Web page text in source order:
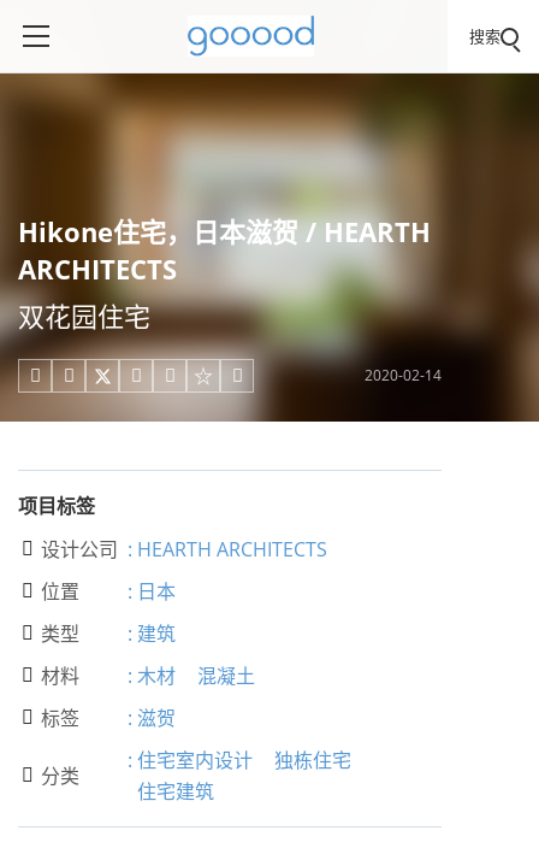
搜索
Hikone住宅，日本滋贺 / HEARTH
ARCHITECTS
双花园住宅
     2020-02-14
项目标签
 设计公司 : HEARTH ARCHITECTS
 位置 : 日本
 类型 : 建筑
 材料 : 木材 混凝土
 标签 : 滋贺
 分类
: 住宅室内设计
独栋住宅
住宅建筑